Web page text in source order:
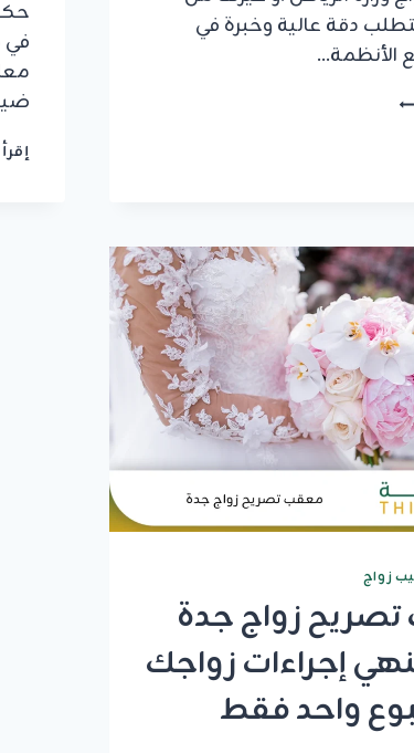
دقة عالية وخبرة في
الأنظمة…
مكتب
في
زواج
زواج جدة
إجراءات زواجك
واحد فقط